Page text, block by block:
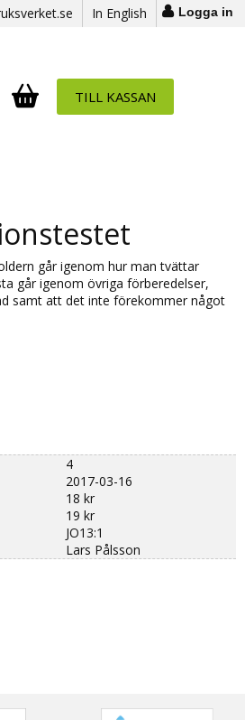
In English Logga in
Antal i varukorg:
. TILL KASSAN
går igenom hur man tvättar
går igenom övriga förberedelser,
samt att det inte förekommer något
4
2017-03-16
18 kr
19 kr
JO13:1
Lars Pålsson